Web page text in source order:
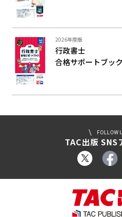
2026年度版
行政書士
合格サポートブック
FOLLOW
TAC出版 SNS